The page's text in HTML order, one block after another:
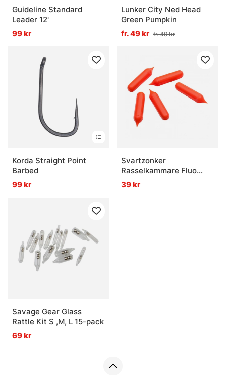
Guideline Standard
Leader 12'
99 kr
Lunker City Ned Head
Green Pumpkin
fr. 49 kr fr. 49 kr
Korda Straight Point
Barbed
99 kr
Svartzonker
Rasselkammare Fluo
Orange 5-Pack
39 kr
Savage Gear Glass
Rattle Kit S ,M, L 15-pack
69 kr